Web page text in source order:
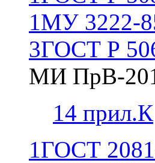
1МУ 3222-
3ГОСТ Р
МИ ПрВ-
14 прил.К
1ГОСТ